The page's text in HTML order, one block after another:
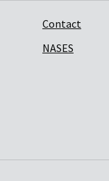
Contact
NASES